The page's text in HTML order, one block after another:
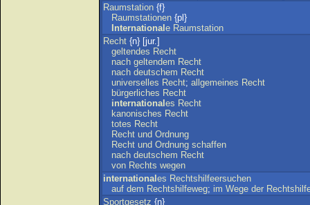
Raumstation {f}
Raumstationen {pl}
International e Raumstation
Recht {n} [jur.]
geltendes Recht
nach geltendem Recht
nach deutschem Recht
universelles Recht; allgemeines Recht
bürgerliches Recht
international es Recht
kanonisches Recht
totes Recht
Recht und Ordnung
Recht und Ordnung schaffen
nach deutschem Recht
von Rechts wegen
international es Rechtshilfeersuchen
auf dem Rechtshilfeweg; im Wege der
Sportgesetz {n}